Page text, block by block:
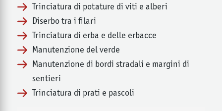
Trinciatura di potature di viti e alberi
Diserbo tra i filari
Trinciatura di erba e delle erbacce
Manutenzione del verde
Manutenzione di bordi stradali e margini di
sentieri
Trinciatura di prati e pascoli